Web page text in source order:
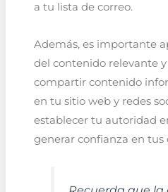
a tu lista de correo.
Además, es importante
del contenido relevante
compartir contenido
en tu sitio web y redes
establecer tu autoridad
generar confianza en tus